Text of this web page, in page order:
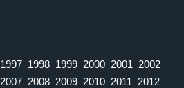
1997 1998 1999 2000 2001 2002
2007 2008 2009 2010 2011 2012